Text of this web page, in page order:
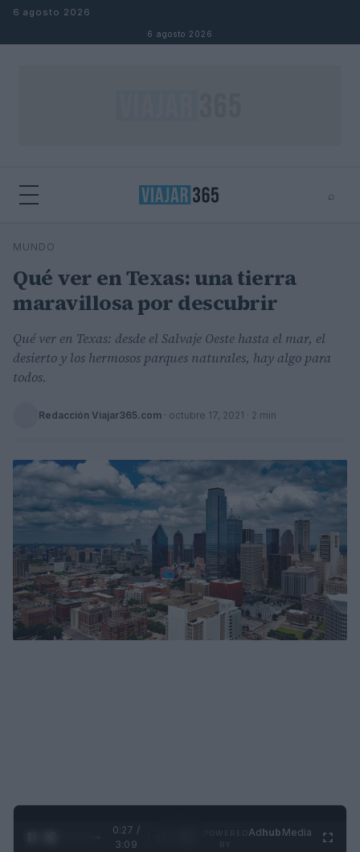
Saltar al contenido
6 agosto 2026
6 agosto 2026
⌕
Buscar
MUNDO
Qué ver en Texas: una tierra
maravillosa por descubrir
Qué ver en Texas: desde el Salvaje Oeste hasta el mar, el
desierto y los hermosos parques naturales, hay algo para
todos.
Redacción Viajar365.com · octubre 17, 2021 · 2 min
0:27 /
3:09
Adhub Media